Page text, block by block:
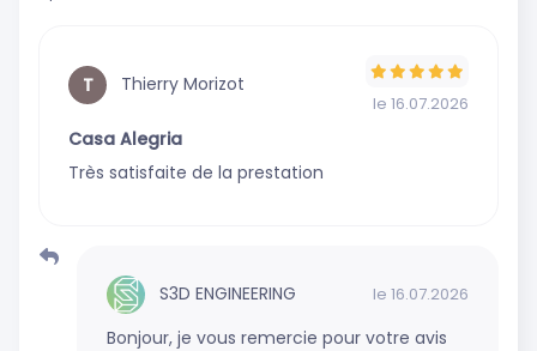
avis
T Thierry Morizot
le 16.07.2026
Casa Alegria
Très satisfaite de la prestation
S3D ENGINEERING le 16.07.2026
Bonjour, je vous remercie pour votre avis